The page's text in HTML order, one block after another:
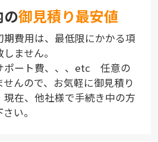
御見積り最安値
費用は、最低限にかかる項
ません。
ート費、、、etc 任意の
んので、お気軽に御見積り
在、他社様で手続き中の方
い。